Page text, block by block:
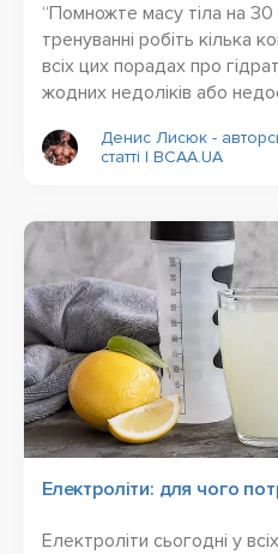
“Помножте масу тіла на 30
тренуванні робіть кілька
всіх цих порадах про
жодних недоліків або
Денис Лисюк -
статті | BCAA.UA
Електроліти: для чого
Електроліти сьогодні у